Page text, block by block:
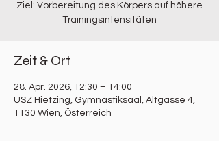
Ziel: Vorbereitung des Körpers auf höhere
Trainingsintensitäten
Zeit & Ort
28. Apr. 2026, 12:30 – 14:00
USZ Hietzing, Gymnastiksaal, Altgasse 4,
1130 Wien, Österreich